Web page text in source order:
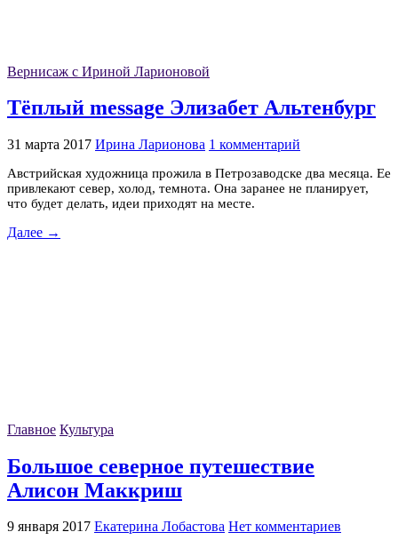
Вернисаж с Ириной Ларионовой
Тёплый message Элизабет Альтенбург
31 марта 2017 Ирина Ларионова 1 комментарий
Австрийская художница прожила в Петрозаводске два месяца. Ее
привлекают север, холод, темнота. Она заранее не планирует,
что будет делать, идеи приходят на месте.
Далее →
Главное Культура
Большое северное путешествие
Алисон Маккриш
9 января 2017 Екатерина Лобастова Нет комментариев